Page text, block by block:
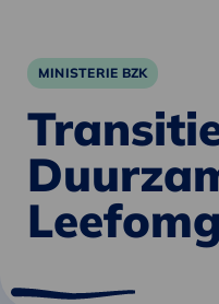
MINISTERIE BZK